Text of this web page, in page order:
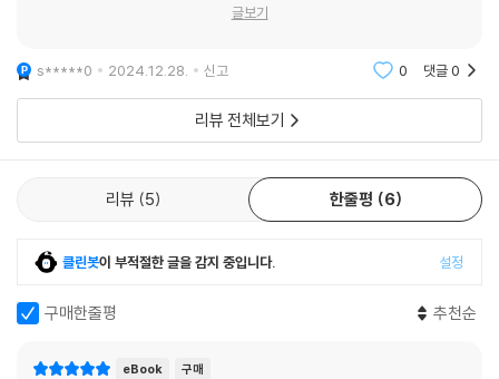
글보기
s*****0 2024.12.28. 신고 0 댓글0
리뷰 전체보기
리뷰 5 한줄평 6
클린봇이 부적절한 글을 감지 중입니다. 설정
구매한줄평 추천순
eBook 구매